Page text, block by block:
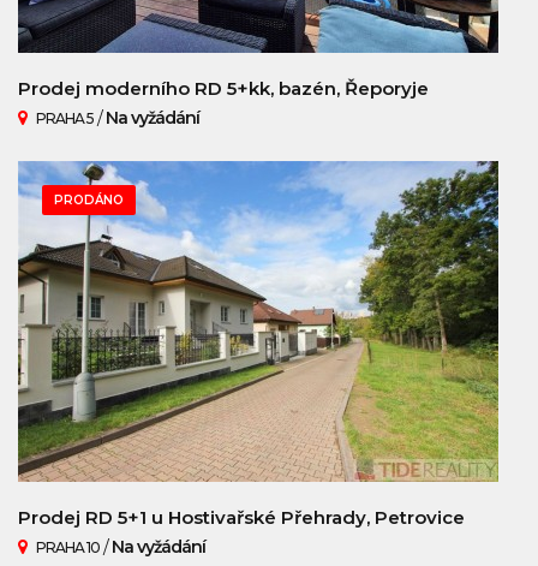
Prodej moderního RD 5+kk, bazén, Řeporyje
PRAHA 5 /Na vyžádání
PRODÁNO
Prodej RD 5+1 u Hostivařské Přehrady, Petrovice
PRAHA 10 /Na vyžádání